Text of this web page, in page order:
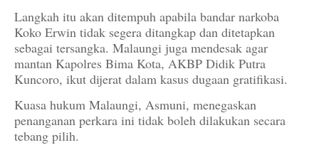
Langkah itu akan ditempuh apabila bandar narkoba
Koko Erwin tidak segera ditangkap dan ditetapkan
sebagai tersangka. Malaungi juga mendesak agar
mantan Kapolres Bima Kota, AKBP Didik Putra
Kuncoro, ikut dijerat dalam kasus dugaan gratifikasi.
Kuasa hukum Malaungi, Asmuni, menegaskan
penanganan perkara ini tidak boleh dilakukan secara
tebang pilih.